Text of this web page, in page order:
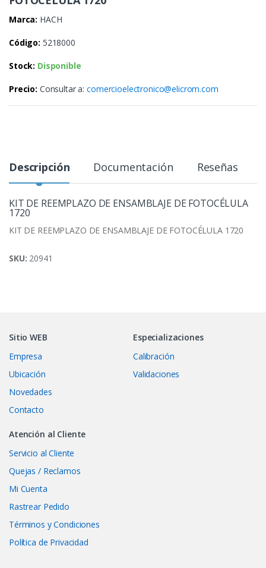
Marca: HACH
Código: 5218000
Stock: Disponible
Precio: Consultar a:comercioelectronico@elicrom.com
Descripción Documentación Reseñas
KIT DE REEMPLAZO DE ENSAMBLAJE DE FOTOCÉLULA
1720
KIT DE REEMPLAZO DE ENSAMBLAJE DE FOTOCÉLULA 1720
SKU: 20941
Sitio WEB
Empresa
Ubicación
Novedades
Contacto
Especializaciones
Calibración
Validaciones
Atención al Cliente
Servicio al Cliente
Quejas / Reclamos
Mi Cuenta
Rastrear Pedido
Términos y Condiciones
Política de Privacidad